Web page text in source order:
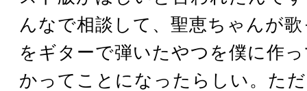
んなで相談して、聖恵ちゃんが
をギターで弾いたやつを僕に作
かってことになったらしい。た